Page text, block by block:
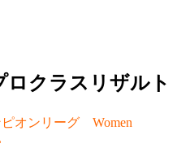
ロクラスリザルト
オンリーグ Women